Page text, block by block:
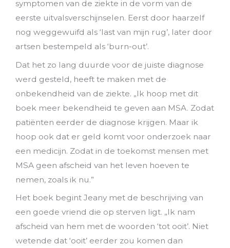
symptomen van de ziekte in de vorm van de
eerste uitvalsverschijnselen. Eerst door haarzelf
nog weggewuifd als ‘last van mijn rug’, later door
artsen bestempeld als ‘burn-out’.
Dat het zo lang duurde voor de juiste diagnose
werd gesteld, heeft te maken met de
onbekendheid van de ziekte. „Ik hoop met dit
boek meer bekendheid te geven aan MSA. Zodat
patiënten eerder de diagnose krijgen. Maar ik
hoop ook dat er geld komt voor onderzoek naar
een medicijn. Zodat in de toekomst mensen met
MSA geen afscheid van het leven hoeven te
nemen, zoals ik nu.”
Het boek begint Jeany met de beschrijving van
een goede vriend die op sterven ligt. „Ik nam
afscheid van hem met de woorden ‘tot ooit’. Niet
wetende dat ‘ooit’ eerder zou komen dan